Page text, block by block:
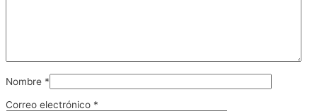
Nombre *
Correo electrónico *